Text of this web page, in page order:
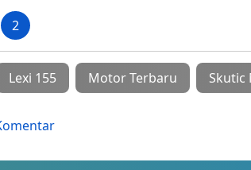
2
Lexi 155 Motor Terbaru Skutic